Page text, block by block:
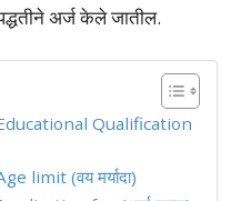
अर्ज केले जातील.
Qualification
limit (वय मर्यादा)